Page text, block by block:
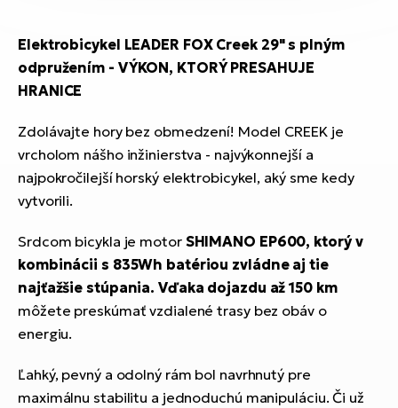
Elektrobicykel LEADER FOX Creek 29" s plným
odpružením - VÝKON, KTORÝ PRESAHUJE
HRANICE
Zdolávajte hory bez obmedzení! Model CREEK je
vrcholom nášho inžinierstva - najvýkonnejší a
najpokročilejší horský elektrobicykel, aký sme kedy
vytvorili.
Srdcom bicykla je motorSHIMANO EP600, ktorý v
kombinácii s 835Wh batériou zvládne aj tie
najťažšie stúpania. Vďaka dojazdu až 150 km
môžete preskúmať vzdialené trasy bez obáv o
energiu.
Ľahký, pevný a odolný rám bol navrhnutý pre
maximálnu stabilitu a jednoduchú manipuláciu. Či už